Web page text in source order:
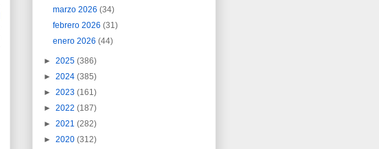
marzo 2026(34)
febrero 2026(31)
enero 2026(44)
► 2025 (386)
► 2024 (385)
► 2023 (161)
► 2022 (187)
► 2021 (282)
► 2020 (312)